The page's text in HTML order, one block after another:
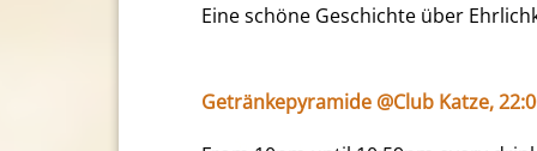
Eine schöne Geschichte über
Getränkepyramide @Club Katze,